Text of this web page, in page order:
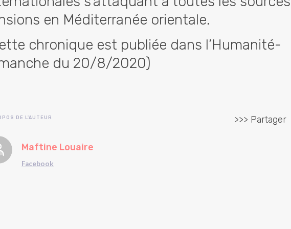
en Méditerranée orientale.
chronique est publiée dans l’Humanité-
du 20/8/2020)
DE L'AUTEUR
Maftine Louaire
Facebook
>>> Partager